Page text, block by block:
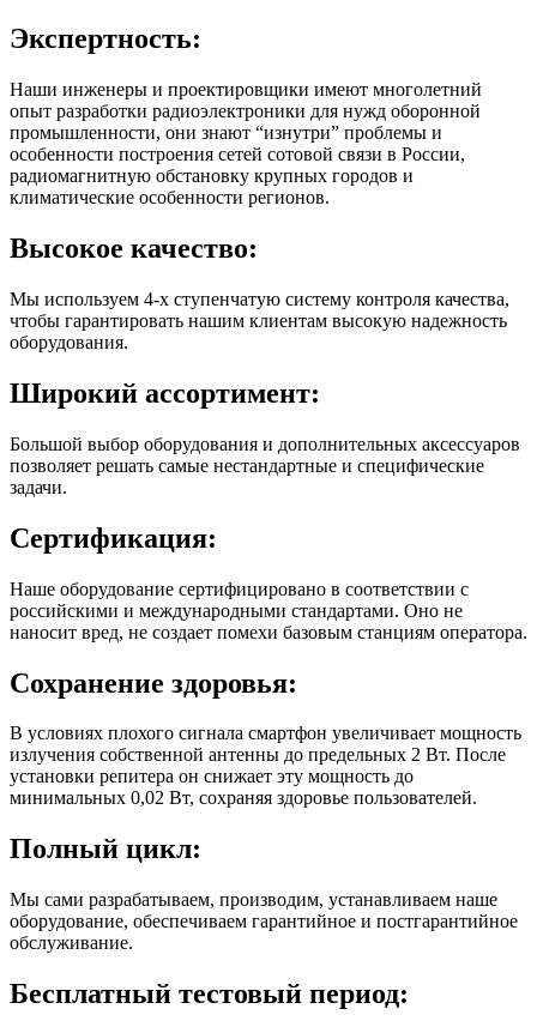
Экспертность:
Наши инженеры и проектировщики имеют многолетний
опыт разработки радиоэлектроники для нужд оборонной
промышленности, они знают “изнутри” проблемы и
особенности построения сетей сотовой связи в России,
радиомагнитную обстановку крупных городов и
климатические особенности регионов.
Высокое качество:
Мы используем 4-х ступенчатую систему контроля качества,
чтобы гарантировать нашим клиентам высокую надежность
оборудования.
Широкий ассортимент:
Большой выбор оборудования и дополнительных аксессуаров
позволяет решать самые нестандартные и специфические
задачи.
Сертификация:
Наше оборудование сертифицировано в соответствии с
российскими и международными стандартами. Оно не
наносит вред, не создает помехи базовым станциям оператора.
Сохранение здоровья:
В условиях плохого сигнала смартфон увеличивает мощность
излучения собственной антенны до предельных 2 Вт. После
установки репитера он снижает эту мощность до
минимальных 0,02 Вт, сохраняя здоровье пользователей.
Полный цикл:
Мы сами разрабатываем, производим, устанавливаем наше
оборудование, обеспечиваем гарантийное и постгарантийное
обслуживание.
Бесплатный тестовый период: